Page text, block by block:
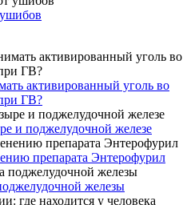
активированный уголь во
ГВ?
и поджелудочной железе
препарата Энтерофурил
железы